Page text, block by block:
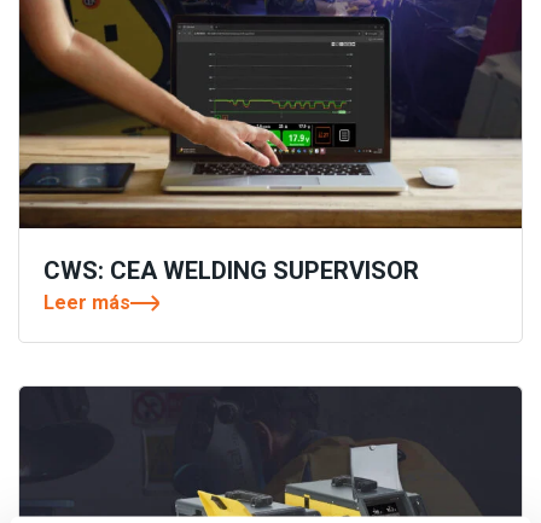
CWS: CEA WELDING SUPERVISOR
Leer más